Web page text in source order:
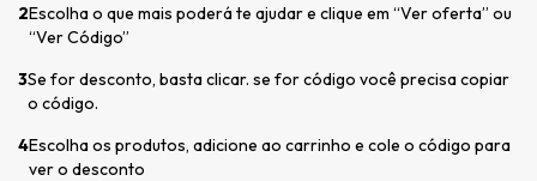
2Escolha o que mais poderá te ajudar e clique em “Ver oferta” ou
“Ver Código”
3Se for desconto, basta clicar. se for código você precisa copiar
o código.
4Escolha os produtos, adicione ao carrinho e cole o código para
ver o desconto